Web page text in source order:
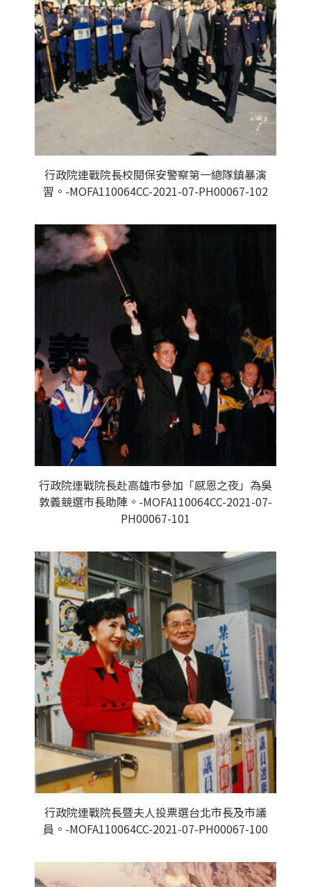
行政院連戰院長校閱保安警察第一總隊鎮暴演
習。-MOFA110064CC-2021-07-PH00067-102
行政院連戰院長赴高雄市參加「感恩之夜」為吳
敦義競選市長助陣。-MOFA110064CC-2021-07-
PH00067-101
行政院連戰院長暨夫人投票選台北市長及市議
員。-MOFA110064CC-2021-07-PH00067-100